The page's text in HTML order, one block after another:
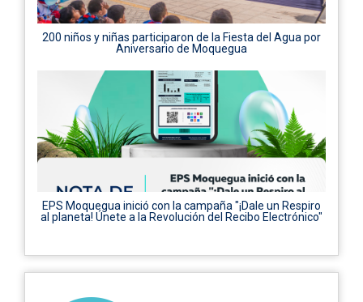
200 niños y niñas participaron de la Fiesta del Agua por
Aniversario de Moquegua
EPS Moquegua inició con la campaña "¡Dale un Respiro
al planeta! Únete a la Revolución del Recibo Electrónico"